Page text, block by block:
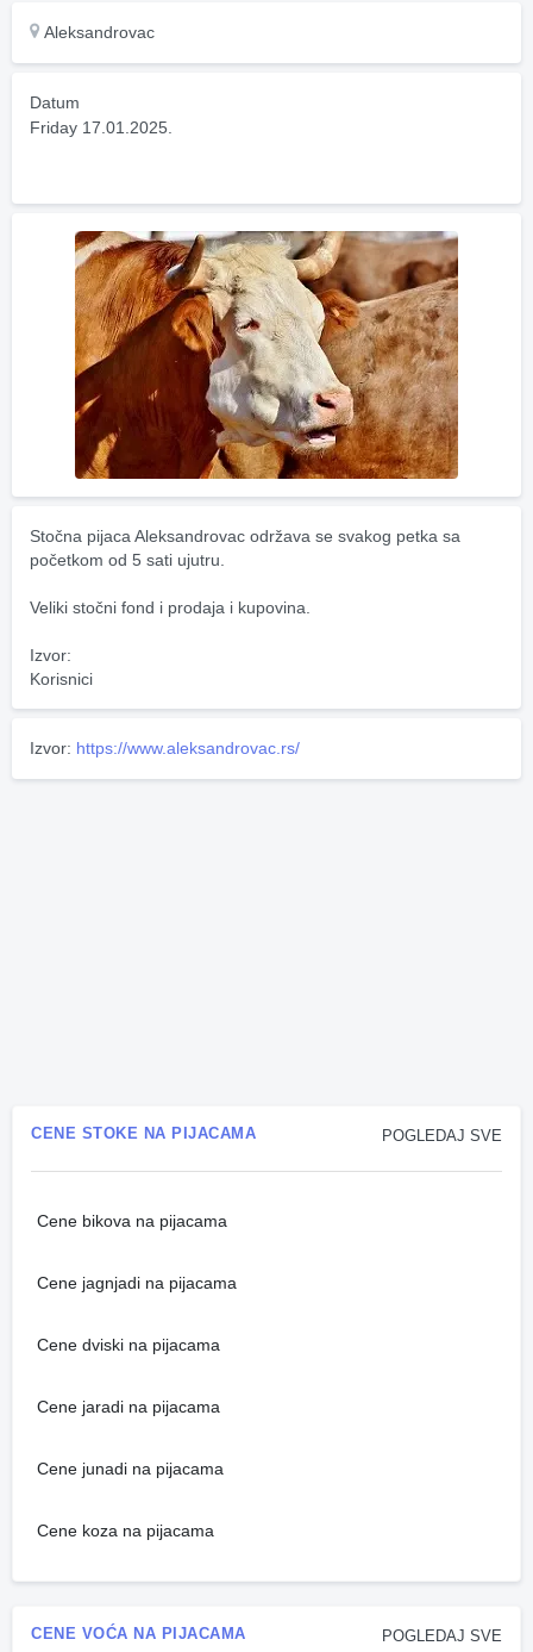
Aleksandrovac
Datum
Friday 17.01.2025.
Stočna pijaca Aleksandrovac održava se svakog petka sa
početkom od 5 sati ujutru.
Veliki stočni fond i prodaja i kupovina.
Izvor:
Korisnici
Izvor: https://www.aleksandrovac.rs/
POGLEDAJ SVE
CENE STOKE NA PIJACAMA
Cene bikova na pijacama
Cene jagnjadi na pijacama
Cene dviski na pijacama
Cene jaradi na pijacama
Cene junadi na pijacama
Cene koza na pijacama
POGLEDAJ SVE
CENE VOĆA NA PIJACAMA